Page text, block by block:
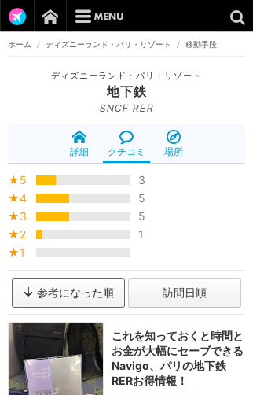
ホーム / ディズニーランド・パリ・リゾート / 移動手段
ディズニーランド・パリ・リゾート
地下鉄
SNCF RER
詳細 クチコミ 場所
★5
3
★4
5
★3
5
★2
1
★1
参考になった順 訪問日順
これを知っておくと時間と
お金が大幅にセーブできる
Navigo、パリの地下鉄
RERお得情報！